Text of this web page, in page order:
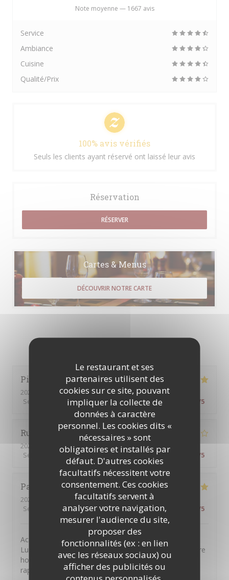
Le restaurant et ses
partenaires utilisent des
cookies sur ce site, pouvant
impliquer la collecte de
données à caractère
personnel. Les cookies dits «
nécessaires » sont
obligatoires et installés par
défaut. D'autres cookies
facultatifs nécessitent votre
consentement. Ces cookies
facultatifs servent à
analyser votre navigation,
mesurer l'audience du site,
proposer des
fonctionnalités (ex : en lien
avec les réseaux sociaux) ou
afficher des publicités ou
Pierre
2026-07-31
- 12:30 - Couverts 2
Service
Ambiance: 5/5 Cuisine: 5/5 Qualité / Prix /5
Rui
2026-07-31
- 12:30 - Couverts 2
Service
/5 Ambiance: 4/5 Cuisine:4/5 Qualité / Prix /5
Paul
2026-08-01
- 19:30 - Couverts 2
Service
Ambiance: 4/5 Cuisine: 5/5 Qualité / Prix /5
Accueil chaleureux, service attentionné et efficace par
Ludovic, repas classique généreux et goûteux et facture
honnête. C'est certainement une bonne adresse à se
rappeler dans le 8e, tout près de l'Olympia.
Note moyenne — 1667 avis
Service
Ambiance
Cuisine
Qualité/Prix
100% avis vérifiés
Seuls les clients ayant réservé ont laissé leur avis
Réservation
RÉSERVER
Cartes & Menus
DÉCOUVRIR NOTRE CARTE